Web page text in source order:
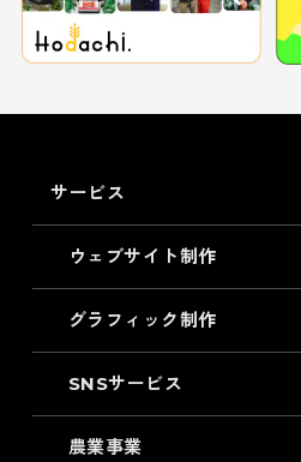
サービス
ウェブサイト制作
グラフィック制作
SNSサービス
農業事業